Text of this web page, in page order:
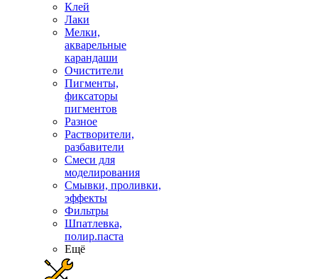
Клей
Лаки
Мелки,
акварельные
карандаши
Очистители
Пигменты,
фиксаторы
пигментов
Разное
Растворители,
разбавители
Смеси для
моделирования
Смывки, проливки,
эффекты
Фильтры
Шпатлевка,
полир.паста
Ещё